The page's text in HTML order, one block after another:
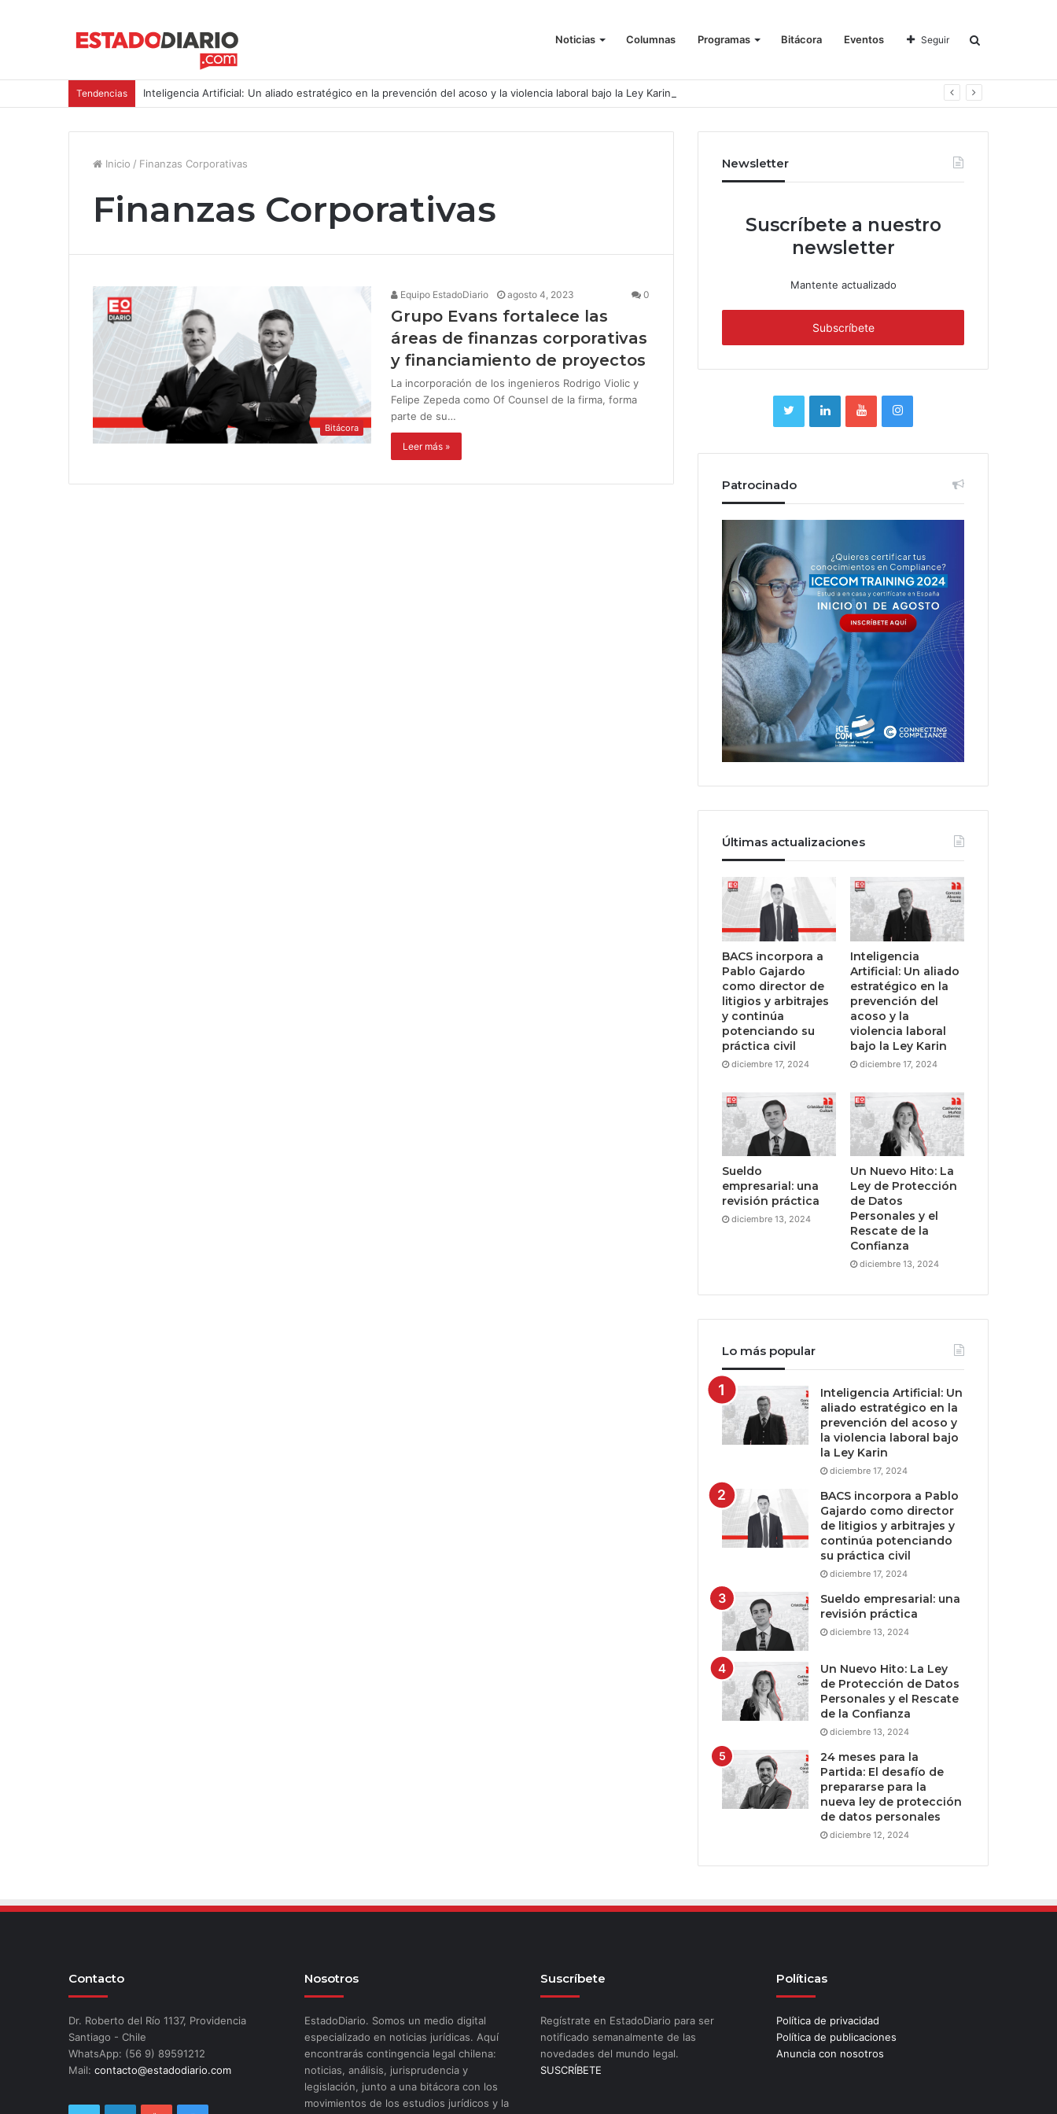
Noticias Columnas Programas Bitácora Eventos Seguir
Tendencias Inteligencia Artificial: Un aliado estratégico en la prevención del acoso y la violencia laboral bajo la Ley Karin
Inicio / Finanzas Corporativas
Finanzas Corporativas
Bitácora
Equipo EstadoDiario agosto 4, 2023 0
Grupo Evans fortalece las
áreas de finanzas corporativas
y financiamiento de proyectos
La incorporación de los ingenieros Rodrigo Violic y
Felipe Zepeda como Of Counsel de la firma, forma
parte de su…
Leer más »
Newsletter
Suscríbete a nuestro
newsletter
Mantente actualizado
Patrocinado
Últimas actualizaciones
BACS incorpora a
Pablo Gajardo
como director de
litigios y arbitrajes
y continúa
potenciando su
práctica civil
diciembre 17, 2024
Inteligencia
Artificial: Un aliado
estratégico en la
prevención del
acoso y la
violencia laboral
bajo la Ley Karin
diciembre 17, 2024
Sueldo
empresarial: una
revisión práctica
diciembre 13, 2024
Un Nuevo Hito: La
Ley de Protección
de Datos
Personales y el
Rescate de la
Confianza
diciembre 13, 2024
Lo más popular
Inteligencia Artificial: Un
aliado estratégico en la
prevención del acoso y
la violencia laboral bajo
la Ley Karin
diciembre 17, 2024
BACS incorpora a Pablo
Gajardo como director
de litigios y arbitrajes y
continúa potenciando
su práctica civil
diciembre 17, 2024
Sueldo empresarial: una
revisión práctica
diciembre 13, 2024
Un Nuevo Hito: La Ley
de Protección de Datos
Personales y el Rescate
de la Confianza
diciembre 13, 2024
24 meses para la
Partida: El desafío de
prepararse para la
nueva ley de protección
de datos personales
diciembre 12, 2024
Contacto
Dr. Roberto del Río 1137, Providencia
Santiago - Chile
WhatsApp: (56 9) 89591212
Mail: contacto@estadodiario.com
Nosotros
EstadoDiario. Somos un medio digital
especializado en noticias jurídicas. Aquí
encontrarás contingencia legal chilena:
noticias, análisis, jurisprudencia y
legislación, junto a una bitácora con los
movimientos de los estudios jurídicos y la
Suscríbete
Regístrate en EstadoDiario para ser
notificado semanalmente de las
novedades del mundo legal.
SUSCRÍBETE
Políticas
Política de privacidad
Política de publicaciones
Anuncia con nosotros